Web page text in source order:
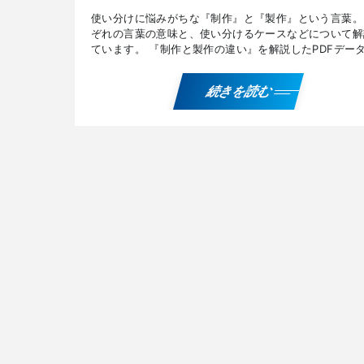
使い分けに悩みがちな『制作』と『製作』という言葉
ぞれの言葉の意味と、使い分けるケースなどについて解
ています。 『制作と製作の違い』を解説したPDFデー
続きを読む